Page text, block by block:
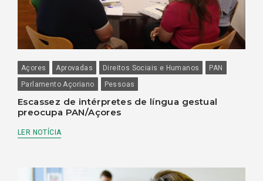
Açores Aprovadas Direitos Sociais e Humanos
PAN
Parlamento Açoriano
Pessoas
Escassez de intérpretes de língua gestual
preocupa PAN/Açores
LER NOTÍCIA